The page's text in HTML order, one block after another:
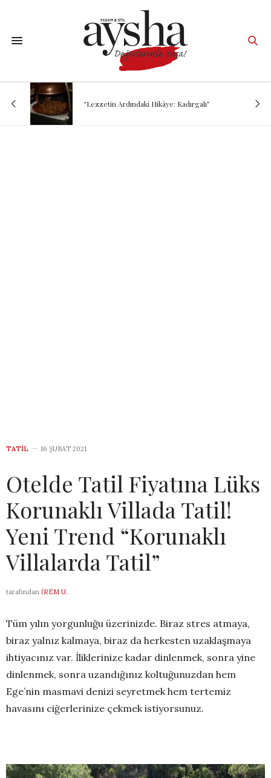
“Lezzetin Ardındaki Hikâye: Kadırgalı”
TATIL 16 ŞUBAT 2021
Otelde Tatil Fiyatına Lüks
Korunaklı Villada Tatil!
Yeni Trend “Korunaklı
Villalarda Tatil”
tarafından İREM U.
Tüm yılın yorgunluğu üzerinizde. Biraz stres atmaya,
biraz yalnız kalmaya, biraz da herkesten uzaklaşmaya
ihtiyacınız var. İliklerinize kadar dinlenmek, sonra yine
dinlenmek, sonra uzandığınız koltuğunuzdan hem
Ege’nin masmavi denizi seyretmek hem tertemiz
havasını ciğerlerinize çekmek istiyorsunuz.